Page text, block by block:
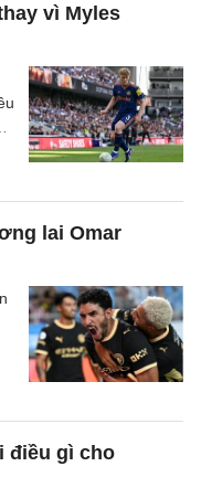
vì Myles
lai Omar
điều gì cho